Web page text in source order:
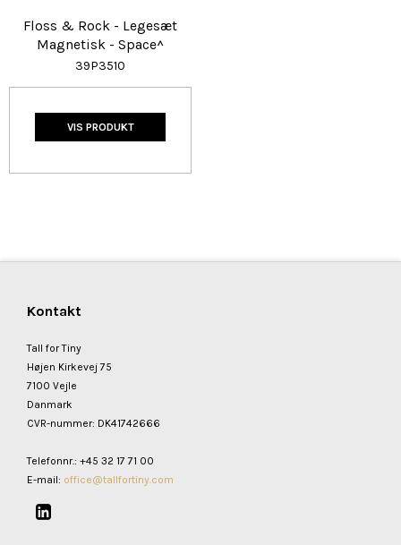
Floss & Rock - Legesæt
Magnetisk - Space^
39P3510
VIS PRODUKT
Kontakt
Tall for Tiny
Højen Kirkevej 75
7100 Vejle
Danmark
CVR-nummer: DK41742666
Telefonnr.: +45 32 17 71 00
E-mail: office@tallfortiny.com